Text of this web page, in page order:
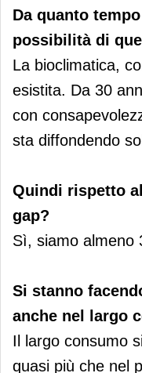
Da quanto
possibilità di
La bioclimatica,
esistita. Da 30
con
sta diffondendo
Quindi rispetto
gap?
Sì, siamo
Si stanno
anche nel largo
Il largo consumo
quasi più che nel